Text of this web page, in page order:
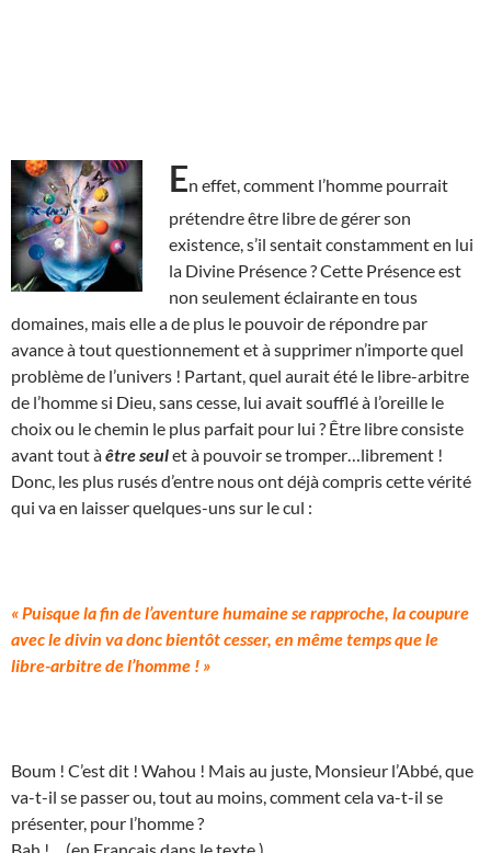
En effet, comment l’homme pourrait
prétendre être libre de gérer son
existence, s’il sentait constamment en lui
la Divine Présence ? Cette Présence est
non seulement éclairante en tous
domaines, mais elle a de plus le pouvoir de répondre par
avance à tout questionnement et à supprimer n’importe quel
problème de l’univers ! Partant, quel aurait été le libre-arbitre
de l’homme si Dieu, sans cesse, lui avait soufflé à l’oreille le
choix ou le chemin le plus parfait pour lui ? Être libre consiste
avant tout àêtre seulet à pouvoir se tromper…librement !
Donc, les plus rusés d’entre nous ont déjà compris cette vérité
qui va en laisser quelques-uns sur le cul :
« Puisque la fin de l’aventure humaine se rapproche, la coupure
avec le divin va donc bientôt cesser, en même temps que le
libre-arbitre de l’homme ! »
Boum ! C’est dit ! Wahou ! Mais au juste, Monsieur l’Abbé, que
va-t-il se passer ou, tout au moins, comment cela va-t-il se
présenter, pour l’homme ?
Bah !… (en Français dans le texte.)